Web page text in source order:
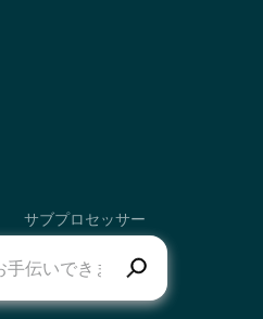
サブプロセッサー